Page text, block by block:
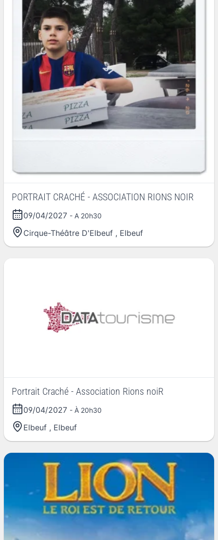
PORTRAIT CRACHÉ - ASSOCIATION RIONS NOIR
09/04/2027 - A 20h30
Cirque-Théâtre D'Elbeuf , Elbeuf
Portrait Craché - Association Rions noiR
09/04/2027 - À 20h30
Elbeuf , Elbeuf